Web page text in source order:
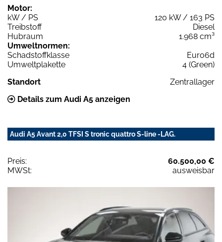
Motor:
kW / PS
120 kW / 163 PS
Treibstoff
Diesel
Hubraum
1.968 cm³
Umweltnormen:
Schadstoffklasse
Euro6d
Umweltplakette
4 (Green)
Standort
Zentrallager
Details zum Audi A5 anzeigen
Audi A5 Avant 2,0 TFSI S tronic quattro S-line -LAG.
Preis:
60.500,00 €
MWSt:
ausweisbar